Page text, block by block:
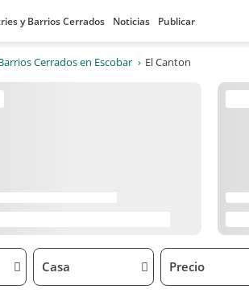
y Barrios Cerrados Noticias Publicar
Cerrados en Escobar El Canton
Casa Precio